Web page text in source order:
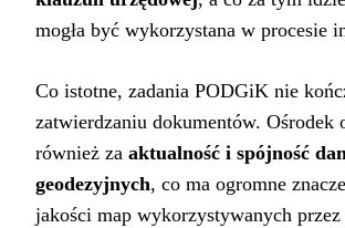
mogła być wykorzystana w procesie
Co istotne, zadania PODGiK nie
zatwierdzaniu dokumentów. Ośrodek
również za aktualność i spójność
geodezyjnych, co ma ogromne
jakości map wykorzystywanych